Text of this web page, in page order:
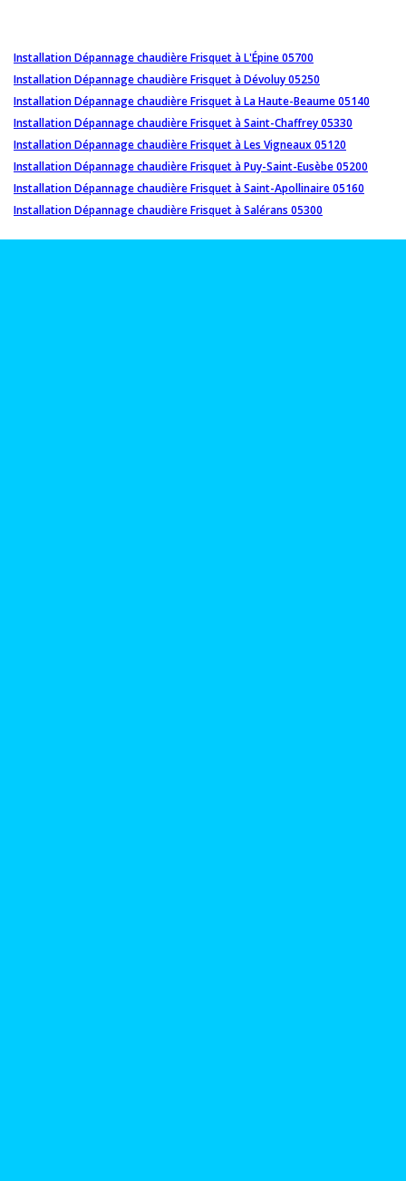
Installation Dépannage chaudière Frisquet à L'Épine 05700
Installation Dépannage chaudière Frisquet à Dévoluy 05250
Installation Dépannage chaudière Frisquet à La Haute-Beaume 05140
Installation Dépannage chaudière Frisquet à Saint-Chaffrey 05330
Installation Dépannage chaudière Frisquet à Les Vigneaux 05120
Installation Dépannage chaudière Frisquet à Puy-Saint-Eusèbe 05200
Installation Dépannage chaudière Frisquet à Saint-Apollinaire 05160
Installation Dépannage chaudière Frisquet à Salérans 05300